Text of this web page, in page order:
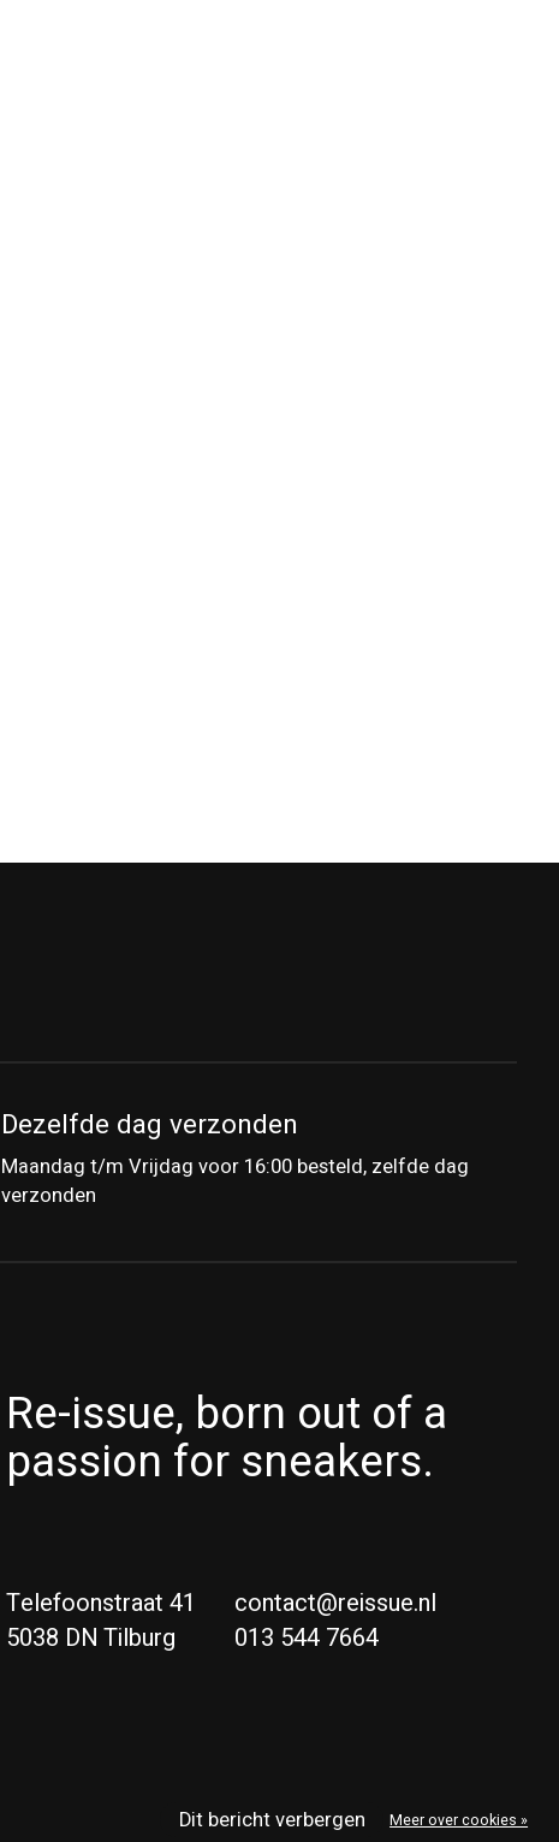
Dezelfde dag verzonden
Maandag t/m Vrijdag voor 16:00 besteld, zelfde dag
verzonden
Re-issue, born out of a
passion for sneakers.
Telefoonstraat 41
5038 DN Tilburg
contact@reissue.nl
013 544 7664
Dit bericht verbergen Meer over cookies »